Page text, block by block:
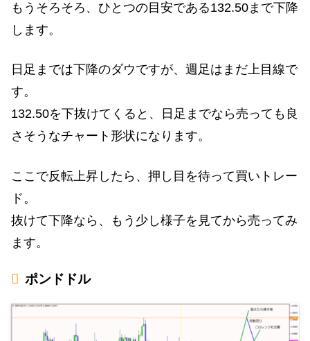
もうそろそろ、ひとつの目安である132.50まで下降
します。
日足までは下降のダウですが、週足はまだ上目線で
す。
132.50を下抜けてくると、日足までなら売っても良
さそうなチャート形状になります。
ここで反転上昇したら、押し目を待って買いトレー
ド。
抜けて下降なら、もう少し様子を見てから売ってみ
ます。
ポンドドル